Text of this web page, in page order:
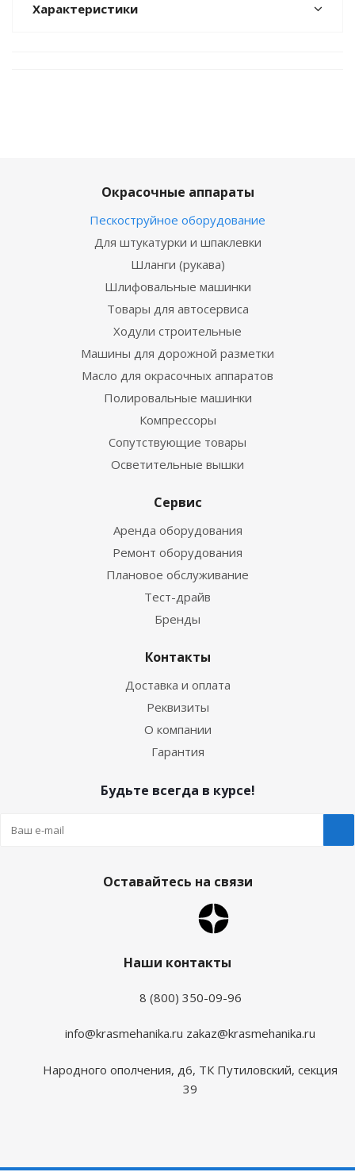
Характеристики
Окрасочные аппараты
Пескоструйное оборудование
Для штукатурки и шпаклевки
Шланги (рукава)
Шлифовальные машинки
Товары для автосервиса
Ходули строительные
Машины для дорожной разметки
Масло для окрасочных аппаратов
Полировальные машинки
Компрессоры
Сопутствующие товары
Осветительные вышки
Сервис
Аренда оборудования
Ремонт оборудования
Плановое обслуживание
Тест-драйв
Бренды
Контакты
Доставка и оплата
Реквизиты
О компании
Гарантия
Будьте всегда в курсе!
Оставайтесь на связи
Наши контакты
8 (800) 350-09-96
info@krasmehanika.ru zakaz@krasmehanika.ru
Народного ополчения, д6, ТК Путиловский, секция
39